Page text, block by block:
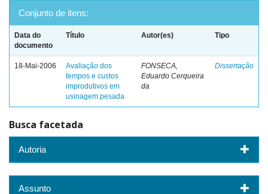
Conjunto de itens:
Data do
documento
Título Autor(es) Tipo
18-Mai-2006
Avaliação dos
tempos e custos
improdutivos em
usinagem pesada
FONSECA,
Eduardo Cerqueira
da
Dissertação
Busca facetada
Autoria
Assunto